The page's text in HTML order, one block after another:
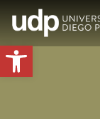
Abrir barra de